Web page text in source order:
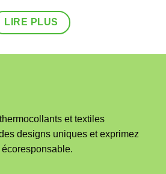
LIRE PLUS
et textiles
designs uniques et exprimez